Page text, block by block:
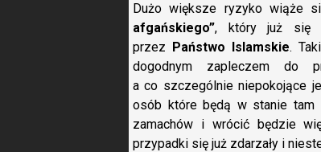
Dużo większe ryzyko wiąże
afgańskiego”, który już się
przez Państwo Islamskie.
dogodnym zapleczem do
a co szczególnie niepokojące
osób które będą w stanie tam
zamachów i wrócić będzie
przypadki się już zdarzały i